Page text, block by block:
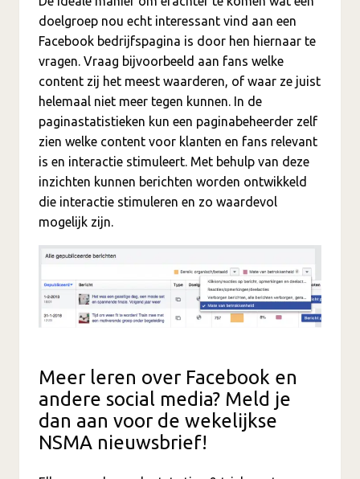
doelgroep nou echt interessant vind aan een
Facebook bedrijfspagina is door hen hiernaar te
vragen. Vraag bijvoorbeeld aan fans welke
content zij het meest waarderen, of waar ze juist
helemaal niet meer tegen kunnen. In de
paginastatistieken kun een paginabeheerder zelf
zien welke content voor klanten en fans relevant
is en interactie stimuleert. Met behulp van deze
inzichten kunnen berichten worden ontwikkeld
die interactie stimuleren en zo waardevol
mogelijk zijn.
Meer leren over Facebook en
andere social media? Meld je
dan aan voor de wekelijkse
NSMA nieuwsbrief!